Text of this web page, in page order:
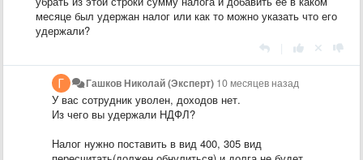
месяце был удержан налог или как то можно указать что его
удержали?
Гашков Николай (Эксперт) 10 месяцев назад
У вас сотрудник уволен, доходов нет.
Из чего вы удержали НДФЛ?
Налог нужно поставить в вид 400, 305 вид